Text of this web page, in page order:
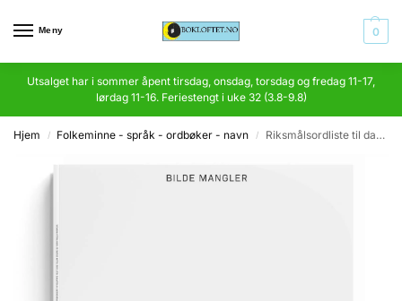
Meny 0
Utsalget har i sommer åpent tirsdag, onsdag, torsdag og fredag 11-17,
lørdag 11-16. Feriestengt i uke 32 (3.8-9.8)
Hjem / Folkeminne - språk - ordbøker - navn / Riksmålsordliste til daglig bruk